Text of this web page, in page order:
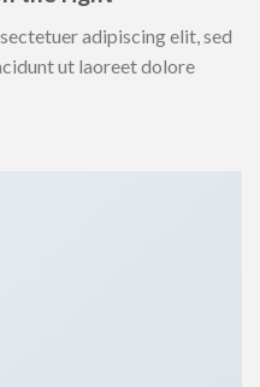
adipiscing elit, sed
ut laoreet dolore